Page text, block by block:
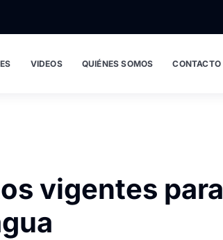
VIDEOS QUIÉNES SOMOS CONTACTO
vigentes para